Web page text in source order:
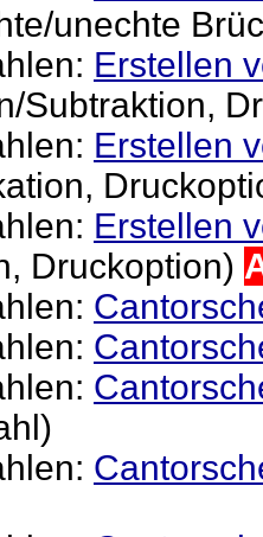
unechte
Erstellen
Subtraktion,
Erstellen
Erstellen
Druckoption)